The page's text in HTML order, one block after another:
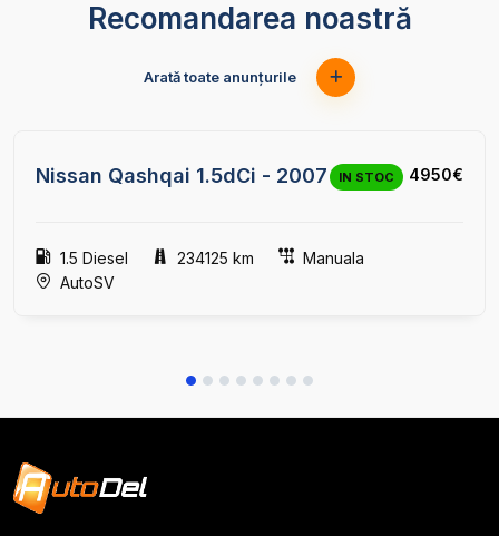
Recomandarea noastră
Arată toate anunțurile
4950€
IN STOC
Nissan Qashqai 1.5dCi - 2007
1.5 Diesel 234125 km
Manuala
AutoSV